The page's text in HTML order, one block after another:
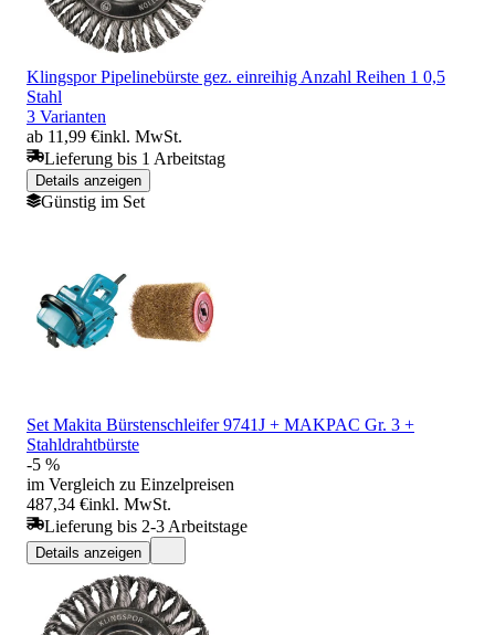
Klingspor Pipelinebürste gez. einreihig Anzahl Reihen 1 0,5
Stahl
3 Varianten
ab 11,99 €inkl. MwSt.
Lieferung bis 1 Arbeitstag
Details anzeigen
Günstig im Set
Set Makita Bürstenschleifer 9741J + MAKPAC Gr. 3 +
Stahldrahtbürste
-5 %
im Vergleich zu Einzelpreisen
487,34 €inkl. MwSt.
Lieferung bis 2-3 Arbeitstage
Details anzeigen